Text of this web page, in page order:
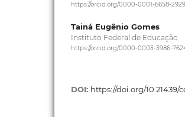
https://orcid.org/0000-0001-6658-2929
Tainá Eugênio Gomes
Instituto Federal de Educação
https://orcid.org/0000-0003-3986-
DOI: https://doi.org/10.21439/